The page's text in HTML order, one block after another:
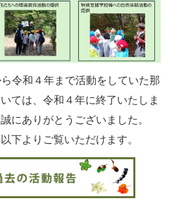
令和４年まで活動をしていた那
ては、令和４年に終了いたしま
にありがとうございました。
下よりご覧いただけます。